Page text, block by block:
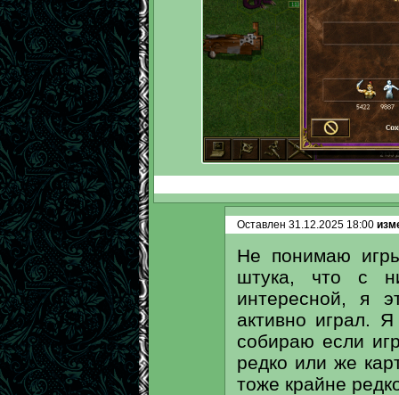
Оставлен 31.12.2025 18:00
Не понимаю
штука, что с
интересной, я
активно играл.
собираю если
редко или же
тоже крайне